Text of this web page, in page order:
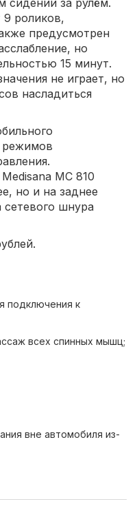
9 роликов,
предусмотрен
но
15 минут.
не играет, но
насладиться
режимов
MC 810
но и на заднее
сетевого шнура
подключения к
всех спинных мышц;
вне автомобиля из-